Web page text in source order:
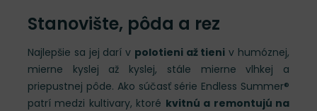
Stanovište, pôda a rez
Najlepšie sa jej darí v polotieni až tieni v humóznej,
mierne kyslej až kyslej, stále mierne vlhkej a
priepustnej pôde. Ako súčasť série Endless Summer®
patrí medzi kultivary, ktoré kvitnú a remontujú na